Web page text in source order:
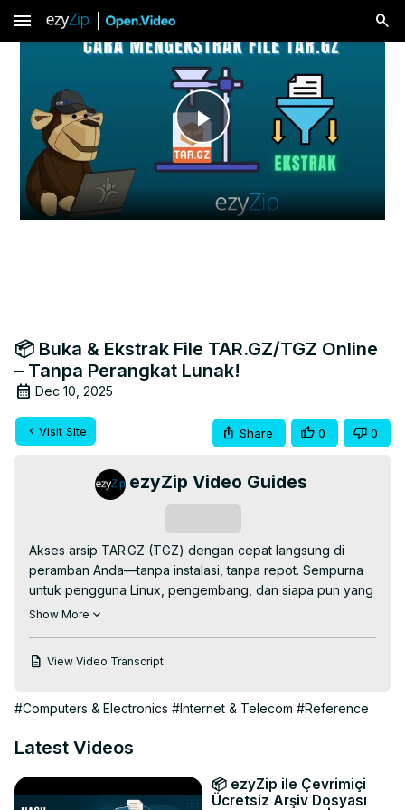
menu
Play
Video
📦 Buka & Ekstrak File TAR.GZ/TGZ Online
– Tanpa Perangkat Lunak!
Dec 10, 2025
Visit Site Share 0 0
ezyZip Video Guides
Akses arsip TAR.GZ (TGZ) dengan cepat langsung di
peramban Anda—tanpa instalasi, tanpa repot. Sempurna
untuk pengguna Linux, pengembang, dan siapa pun yang
membutuhkan ekstraksi instan!
PROSES 2 LANGKAH MUDAH:
(ekstraksi dimulai secara otomatis).
pun yang Anda butuhkan.
Mengapa repot-repot menggunakan alat baris perintah
Show More
View Video Transcript
#Computers & Electronics #Internet & Telecom #Reference
Latest Videos
📦 ezyZip ile Çevrimiçi
Ücretsiz Arşiv Dosyası